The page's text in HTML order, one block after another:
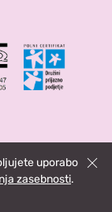
uporabo
zasebnosti.
Zapri